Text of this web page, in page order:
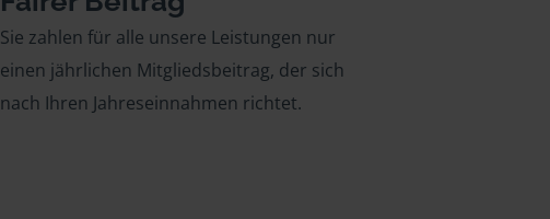
Sie zahlen für alle unsere Leistungen nur
einen jährlichen Mitgliedsbeitrag, der sich
nach Ihren Jahreseinnahmen richtet.